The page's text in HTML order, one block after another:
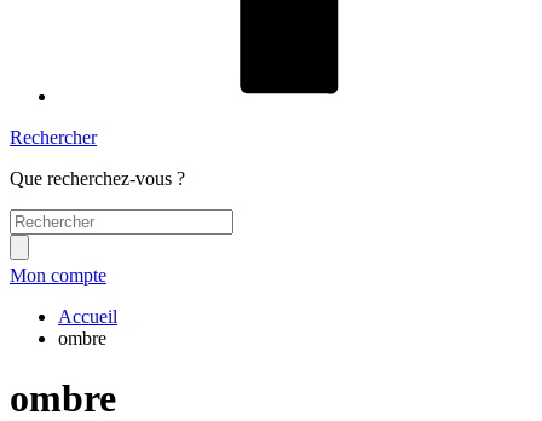
Rechercher
Que recherchez-vous ?
Mon compte
Accueil
ombre
ombre